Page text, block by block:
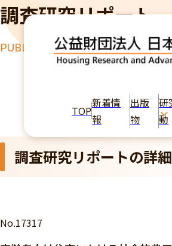
TOP
新着情
報
出版
物
研
動
調査研究リポート
PUBLICATION
調査研究リポートの詳細
No.17317